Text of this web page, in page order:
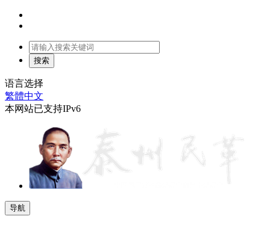
语言选择
繁體中文
本网站已支持IPv6
导航